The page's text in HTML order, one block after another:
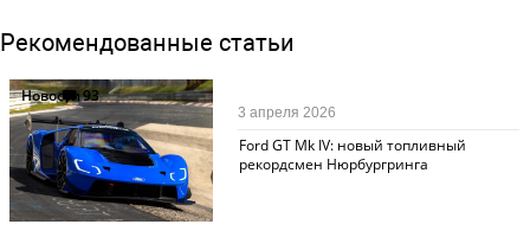
Рекомендованные статьи
Новости93
Ford GT Mk IV: новый топливный
рекордсмен Нюрбургринга
3 апреля 2026